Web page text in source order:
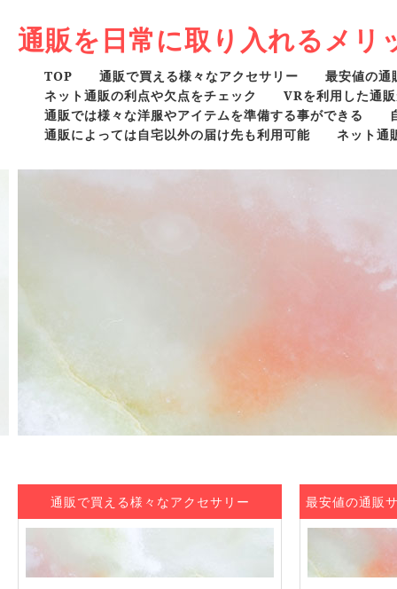
通販を日常に取り入れるメリ
TOP 通販で買える様々なアクセサリー
最安値の通
ネット通販の利点や欠点をチェック
VRを利用した通
通販では様々な洋服やアイテムを準備する事ができる
通販によっては自宅以外の届け先も利用可能
ネット通
通販で買える様々なアクセサリー 最安値の通販